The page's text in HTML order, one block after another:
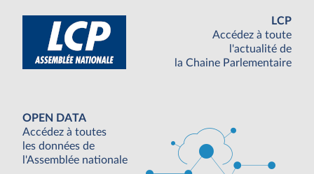
LCP
Accédez à toute
l'actualité de
la Chaine Parlementaire
OPEN DATA
Accédez à toutes
les données de
l'Assemblée nationale